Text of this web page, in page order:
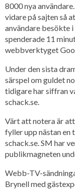
8000 nya
vidare på sajten så
användare besökte
spenderade 11
webbverktyget
Under den sista
särspel om guldet
tidigare har siffran
schack.se.
Värt att notera är
fyller upp nästan en
schack.se. SM har
publikmagneten
Webb-TV-
Brynell med